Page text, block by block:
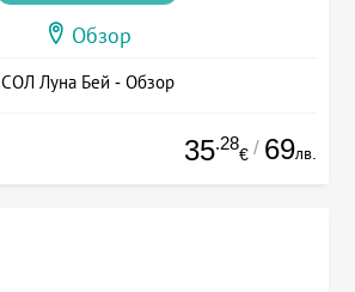
Обзор
СОЛ Луна Бей - Обзор
35.28
€ / 69лв.